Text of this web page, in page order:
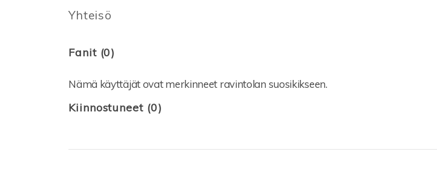
Yhteisö
Fanit (0)
Nämä käyttäjät ovat merkinneet ravintolan suosikikseen.
Kiinnostuneet (0)